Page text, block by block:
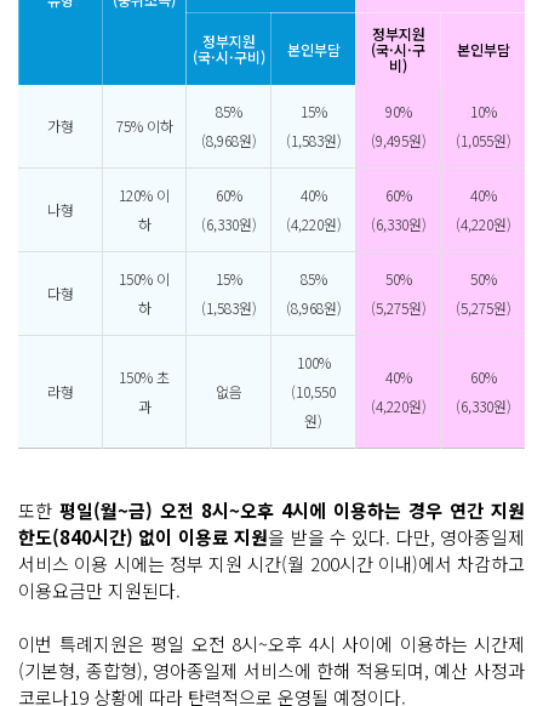
정부지원
(국·시·구비) 본인부담
정부지원
(국·시·구
비)
본인부담
가형 75% 이하
85%
(8,968원)
15%
(1,583원)
90%
(9,495원)
10%
(1,055원)
나형
120% 이
하
60%
(6,330원)
40%
(4,220원)
60%
(6,330원)
40%
(4,220원)
다형
150% 이
하
15%
(1,583원)
85%
(8,968원)
50%
(5,275원)
50%
(5,275원)
라형
150% 초
과
없음
100%
(10,550
원)
40%
(4,220원)
60%
(6,330원)
또한 평일(월~금) 오전 8시~오후 4시에 이용하는 경우 연간 지원
한도(840시간) 없이 이용료 지원을 받을 수 있다. 다만, 영아종일제
서비스 이용 시에는 정부 지원 시간(월 200시간 이내)에서 차감하고
이용요금만 지원된다.
이번 특례지원은 평일 오전 8시~오후 4시 사이에 이용하는 시간제
(기본형, 종합형), 영아종일제 서비스에 한해 적용되며, 예산 사정과
코로나19 상황에 따라 탄력적으로 운영될 예정이다.